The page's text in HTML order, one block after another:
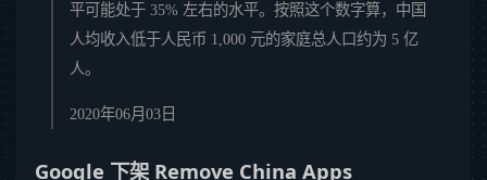
平可能处于 35% 左右的水平。按照这个数字算，中国
人均收入低于人民币 1,000 元的家庭总人口约为 5 亿
人。
2020年06月03日
Google 下架 Remove China Apps